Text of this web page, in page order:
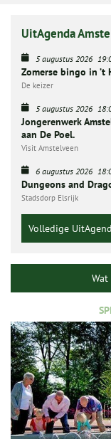
UitAgenda
5 augustus 2026
Zomerse bingo in ’t
De keizer
5 augustus 2026
Jongerenwerk
aan De Poel.
Visit Amstelveen
6 augustus 2026
Dungeons and
Stadsdorp Elsrijk
Volledige